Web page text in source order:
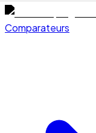
Comparateurs